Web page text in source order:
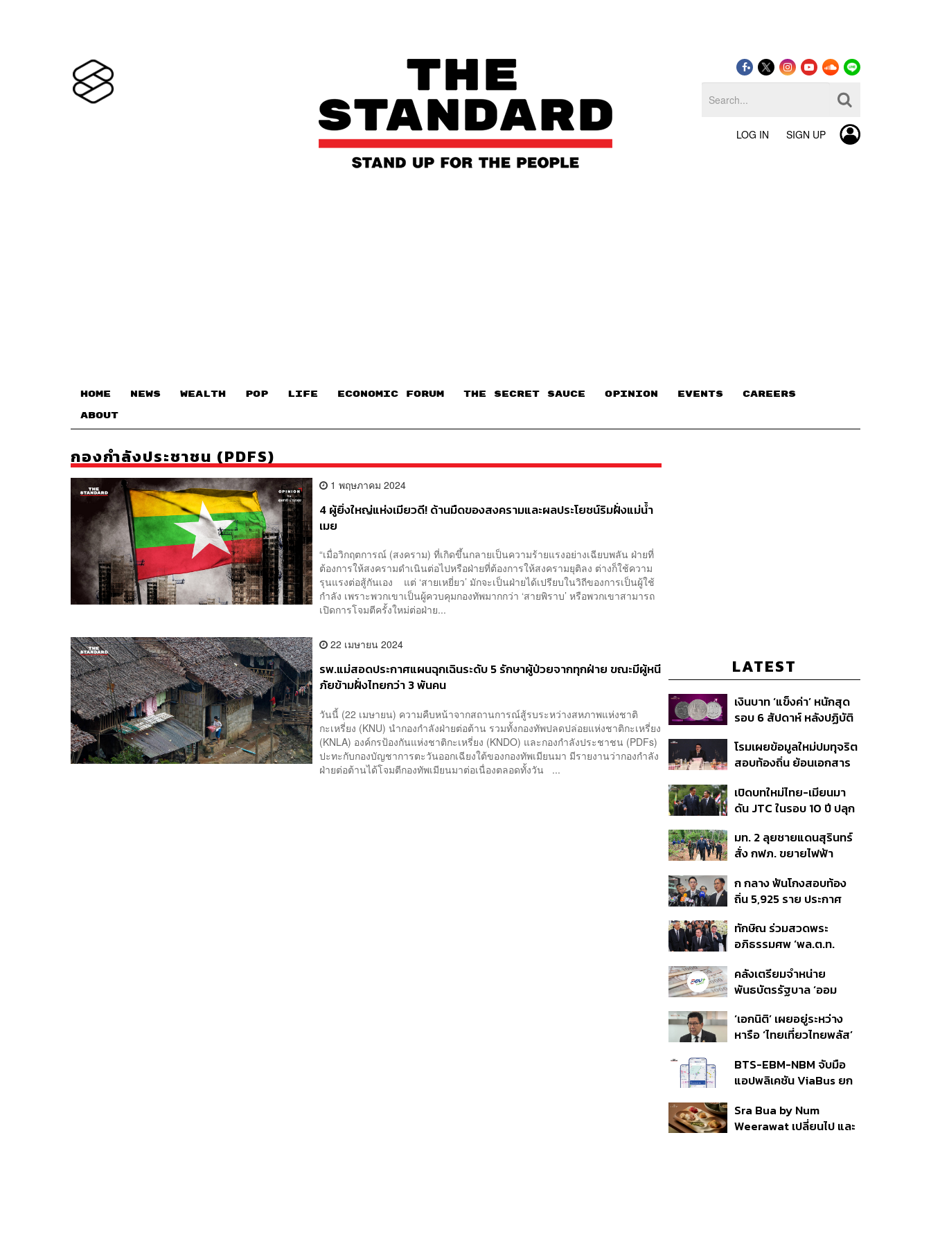
LOG IN SIGN UP
HOME NEWS WEALTH POP LIFE ECONOMIC FORUM THE SECRET SAUCE​ OPINION EVENTS CAREERS
ABOUT
กองกำลังประชาชน (PDFS)
1 พฤษภาคม 2024
4 ผู้ยิ่งใหญ่แห่งเมียวดี! ด้านมืดของสงครามและผลประโยชน์ริมฝั่งแม่น้ำ
เมย
“เมื่อวิกฤตการณ์ (สงคราม) ที่เกิดขึ้นกลายเป็นความร้ายแรงอย่างเฉียบพลัน ฝ่ายที่
ต้องการให้สงครามดำเนินต่อไปหรือฝ่ายที่ต้องการให้สงครามยุติลง ต่างก็ใช้ความ
รุนแรงต่อสู้กันเอง แต่ ‘สายเหยี่ยว’ มักจะเป็นฝ่ายได้เปรียบในวิถีของการเป็นผู้ใช้
กำลัง เพราะพวกเขาเป็นผู้ควบคุมกองทัพมากกว่า ‘สายพิราบ’ หรือพวกเขาสามารถ
เปิดการโจมตีครั้งใหม่ต่อฝ่าย...
22 เมษายน 2024
รพ.แม่สอดประกาศแผนฉุกเฉินระดับ 5 รักษาผู้ป่วยจากทุกฝ่าย ขณะมีผู้หนี
ภัยข้ามฝั่งไทยกว่า 3 พันคน
วันนี้ (22 เมษายน) ความคืบหน้าจากสถานการณ์สู้รบระหว่างสหภาพแห่งชาติ
กะเหรี่ยง (KNU) นำกองกำลังฝ่ายต่อต้าน รวมทั้งกองทัพปลดปล่อยแห่งชาติกะเหรี่ยง
(KNLA) องค์กรป้องกันแห่งชาติกะเหรี่ยง (KNDO) และกองกำลังประชาชน (PDFs)
ปะทะกับกองบัญชาการตะวันออกเฉียงใต้ของกองทัพเมียนมา มีรายงานว่ากองกำลัง
ฝ่ายต่อต้านได้โจมตีกองทัพเมียนมาต่อเนื่องตลอดทั้งวัน ...
LATEST
เงินบาท ‘แข็งค่า’ หนักสุด
รอบ 6 สัปดาห์ หลังปฏิบัติ
สหรัฐฯ-ญี่ปุ่น Standard
Chartered เปิดเป้าสิ้นปีนี้
ต่อดอลลาร์
โรมเผยข้อมูลใหม่ปมทุจริต
สอบท้องถิ่น ย้อนเอกสาร
อนุทิน จ่อสอบต่อเอี่ยว
ตัดตอน ม.บูรพา หรือไม่
เปิดบทใหม่ไทย-เมียนมา
ดัน JTC ในรอบ 10 ปี ปลุก
ชายแดน ท่าเรือน้ำลึก
ทวาย
มท. 2 ลุยชายแดนสุรินทร์
สั่ง กฟภ. ขยายไฟฟ้า
350’ เสริมความมั่นคง
ชายแดน
ก กลาง ฟันโกงสอบท้อง
ถิ่น 5,925 ราย ประกาศ
ราย รอ ป.ป.ช. ขีดเส้นแล้ว
เสร็จ 31 ส.ค.
ทักษิณ ร่วมสวดพระ
อภิธรรมศพ ‘พล.ต.ท.
สิน’ สิริอายุ 103 ปี แกนนำ
เพื่อไทย-บุคคลหลาก
คลังเตรียมจำหน่าย
พันธบัตรรัฐบาล ‘ออม
ก.ย.นี้ อาจเพิ่มสัดส่วนการ
ขายแบบ Small Lot First
‘เอกนิติ’ เผยอยู่ระหว่าง
หารือ ‘ไทยเที่ยวไทยพลัส’
แสนล้าน มั่นใจงบต่อ ‘ไทย
ช่วยไทย พลัส’ เฟส 2 มี
BTS-EBM-NBM จับมือ
แอปพลิเคชัน ViaBus ยก
รถไฟฟ้า 3 สายแบบเรียล
ไทม์
Sra Bua by Num
Weerawat เปลี่ยนไป และ